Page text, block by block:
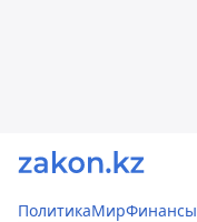
ПолитикаМирФинансы